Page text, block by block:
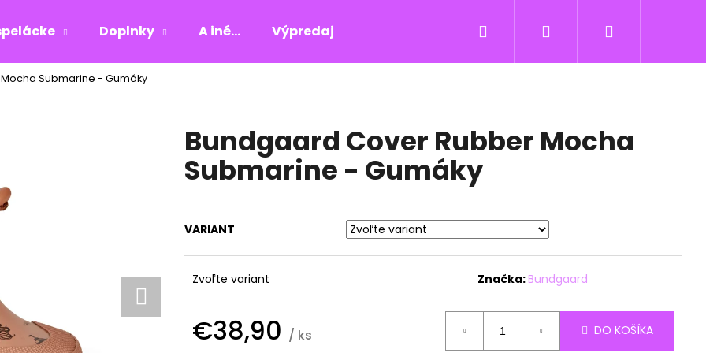
Doplnky A iné... Výpredaj Hľadať Prihlásenie
Submarine - Gumáky
Bundgaard Cover Rubber Mocha
Submarine - Gumáky
VARIANT
Zvoľte variant Značka:Bundgaard
€38,90 / ks DO KOŠÍKA
Čo potrebujete nájsť?
HĽADAŤ